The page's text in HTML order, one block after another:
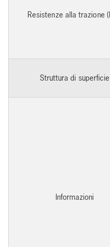
Resistenze alla trazione
Struttura di superficie
Informazioni